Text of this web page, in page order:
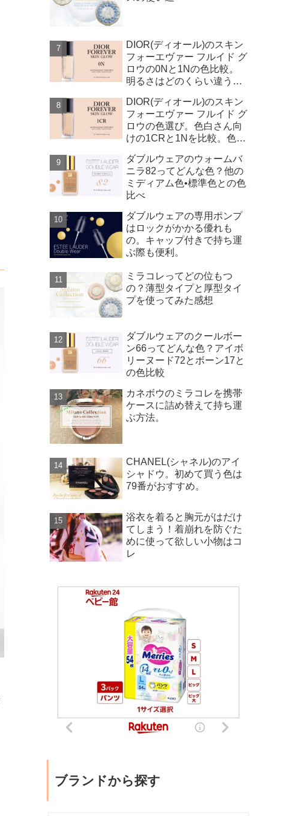
DIOR(ディオール)のスキン
フォーエヴァー フルイド グ
ロウの0Nと1Nの色比較。
明るさはどのくらい違う
DIOR(ディオール)のスキン
フォーエヴァー フルイド グ
ロウの色選び。色白さん向
けの1CRと1Nを比較。色は
ダブルウェアのウォームバ
ニラ82ってどんな色？他の
ミディアム色•標準色との色
比べ
ダブルウェアの専用ポンプ
はロックがかかる優れも
の。キャップ付きで持ち運
ぶ際も便利。
ミラコレってどの位もつ
の？薄型タイプと厚型タイ
プを使ってみた感想
ダブルウェアのクールボー
ン66ってどんな色？アイボ
リーヌード72とボーン17と
の色比較
カネボウのミラコレを携帯
ケースに詰め替えて持ち運
ぶ方法。
CHANEL(シャネル)のアイ
シャドウ。初めて買う色は
79番がおすすめ。
浴衣を着ると胸元がはだけ
てしまう！着崩れを防ぐた
めに使って欲しい小物はコ
レ
ブランドから探す